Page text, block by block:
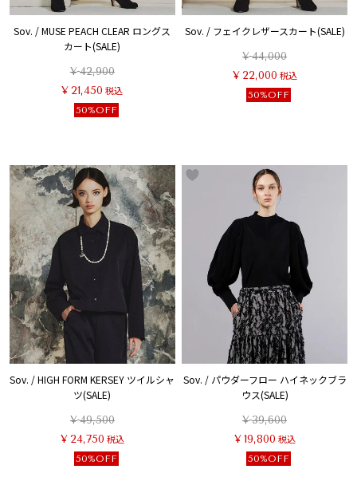
Sov. / MUSE PEACH CLEAR ロングス
カート(SALE)
¥42,900
¥ 21,450 税込
50%OFF
Sov. / フェイクレザースカート(SALE)
¥44,000
¥ 22,000 税込
50%OFF
Sov. / HIGH FORM KERSEY ツイルシャ
ツ(SALE)
¥49,500
¥24,750 税込
50%OFF
Sov. / パウダーフロー ハイネックブラ
ウス(SALE)
¥39,600
¥ 19,800 税込
50%OFF